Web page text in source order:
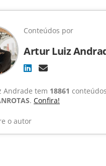
Conteúdos por
Artur Luiz
Andrade tem 18861
. Confira!
o autor